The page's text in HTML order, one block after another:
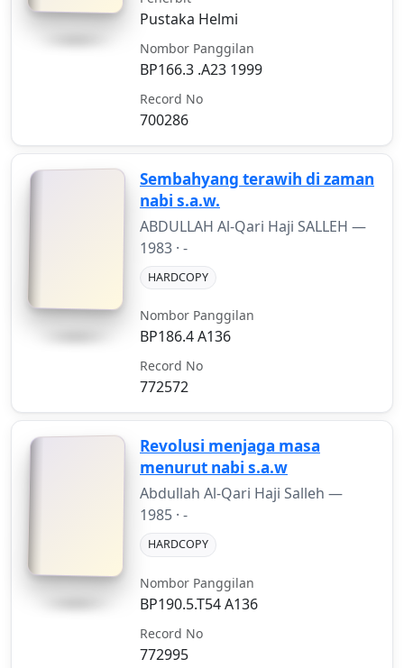
Pustaka Helmi
Nombor Panggilan
BP166.3 .A23 1999
Record No
700286
Sembahyang terawih di zaman
nabi s.a.w.
ABDULLAH Al-Qari Haji SALLEH —
1983 · -
HARDCOPY
Nombor Panggilan
BP186.4 A136
Record No
772572
Revolusi menjaga masa
menurut nabi s.a.w
Abdullah Al-Qari Haji Salleh —
1985 · -
HARDCOPY
Nombor Panggilan
BP190.5.T54 A136
Record No
772995